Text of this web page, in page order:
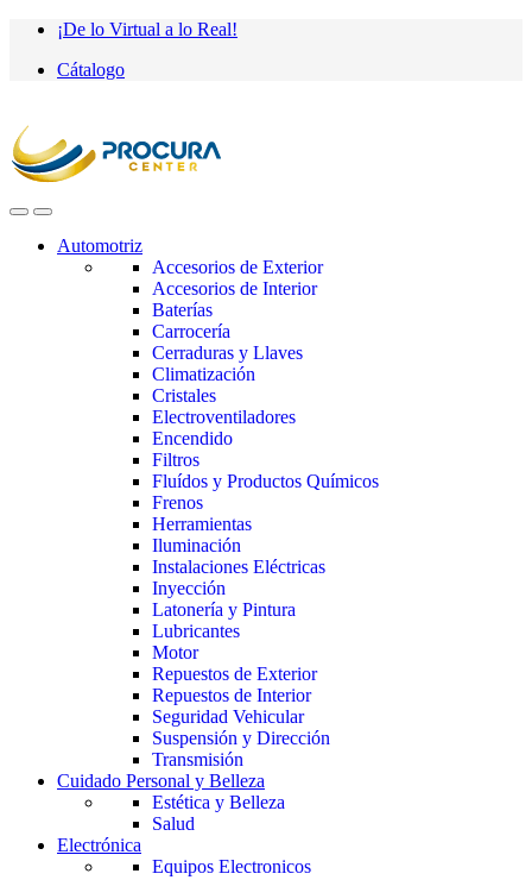
Saltar
navegación
saltar
contenido
¡De lo Virtual a lo Real!
Cátalogo
Automotriz
Accesorios de Exterior
Accesorios de Interior
Baterías
Carrocería
Cerraduras y Llaves
Climatización
Cristales
Electroventiladores
Encendido
Filtros
Fluídos y Productos Químicos
Frenos
Herramientas
Iluminación
Instalaciones Eléctricas
Inyección
Latonería y Pintura
Lubricantes
Motor
Repuestos de Exterior
Repuestos de Interior
Seguridad Vehicular
Suspensión y Dirección
Transmisión
Cuidado Personal y Belleza
Estética y Belleza
Salud
Electrónica
Equipos Electronicos